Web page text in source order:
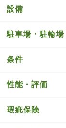
設備
駐車場・駐輪場
条件
性能・評価
瑕疵保険